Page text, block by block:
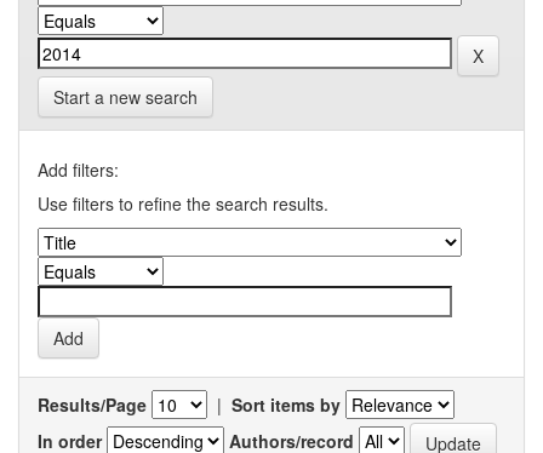
Start a new search
Add filters:
Use filters to refine the search results.
Results/Page | Sort items by
In order
Authors/record